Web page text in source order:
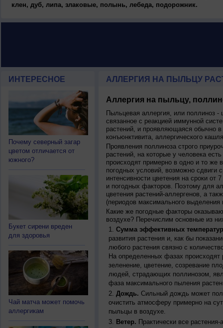
клен, дуб, липа, злаковые, полынь, лебеда, подорожник.
ИНТЕРЕСНОЕ
Почему северный загар
цветом отличается от
южного?
Букет сирени вреден
для здоровья
Чай матча может помочь
аллергикам
АЛЛЕРГИЯ НА ПЫЛЬЦУ
Аллергия на пыльцу,
Пыльцевая аллергия, или поллиноз -
связанное с реакцией иммунной
растений, и проявляющаяся обычно
конъюнктивита, аллергического
Проявления поллиноза строго
растений, на которые у человека
происходят примерно в одно и то же
погодных условий, возможно сдвиги
интенсивности цветения на сроки от
и погодных факторов. Поэтому для
цветения растений-аллергенов, а
(периодов максимального
Какие же погодные факторы
воздухе? Перечислим основные из
Сумма эффективных
развития растения и, как бы
любого растения связно с
На определенных фазах происходят
зеленение, цветение, созревание
людей, страдающих поллинозом,
фаза максимального пыления
Дождь. Сильный дождь может
очистить атмосферу примерно на
пыльцы в воздухе.
Ветер. Практически все